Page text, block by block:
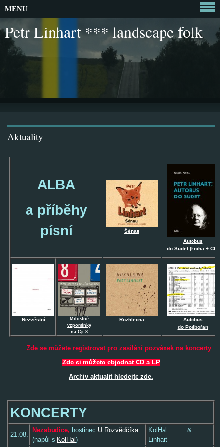
Petr Linhart *** landscape folk
Aktuality
ALBA
a příběhy
písní
Šénau
Autobus
do Sudet (kniha + CD)
Nezvěstní
Milostné
vzpomínky
na Čp.8
Rozhledna
Autobus
do Podbořan
Zde se můžete registrovat pro zasílání pozvánek na koncerty
Zde si můžete objednat CD a LP
Archiv aktualit hledejte zde.
KONCERTY
21.08.
Nezabudice, hostinec U Rozvědčíka
(napůl s KolHal)
KolHal &
Linhart
MENU